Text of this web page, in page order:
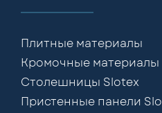
Плитные материалы
Кромочные материалы
Столешницы Slotex
Пристенные панели